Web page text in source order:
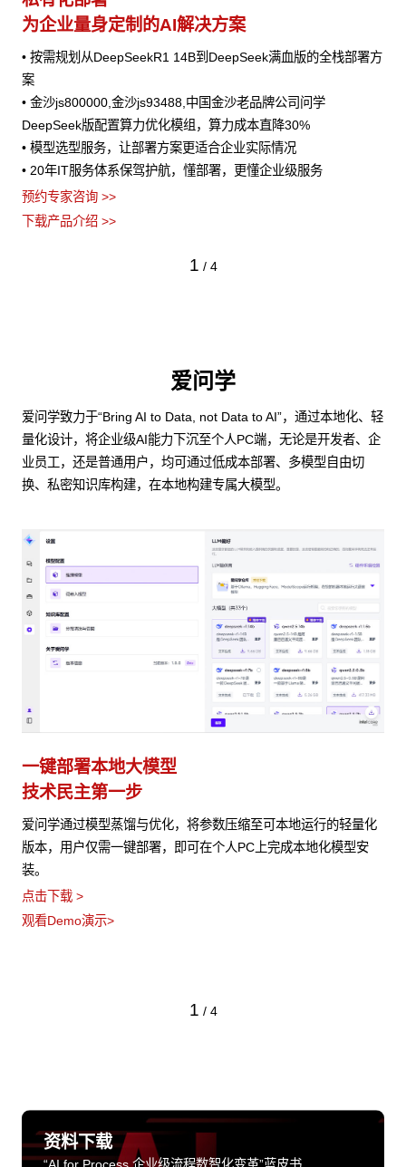
为企业量身定制的AI解决方案
• 按需规划从DeepSeekR1 14B到DeepSeek满血版的全栈部署方
案
• 金沙js800000,金沙js93488,中国金沙老品牌公司问学
DeepSeek版配置算力优化模组，算力成本直降30%
• 模型选型服务，让部署方案更适合企业实际情况
• 20年IT服务体系保驾护航，懂部署，更懂企业级服务
预约专家咨询 >>
下载产品介绍 >>
1 / 4
爱问学
爱问学致力于“Bring AI to Data, not Data to AI”，通过本地化、轻
量化设计，将企业级AI能力下沉至个人PC端，无论是开发者、企
业员工，还是普通用户，均可通过低成本部署、多模型自由切
换、私密知识库构建，在本地构建专属大模型。
一键部署本地大模型
技术民主第一步
爱问学通过模型蒸馏与优化，将参数压缩至可本地运行的轻量化
版本，用户仅需一键部署，即可在个人PC上完成本地化模型安
装。
点击下载 >
观看Demo演示>
1 / 4
资料下载